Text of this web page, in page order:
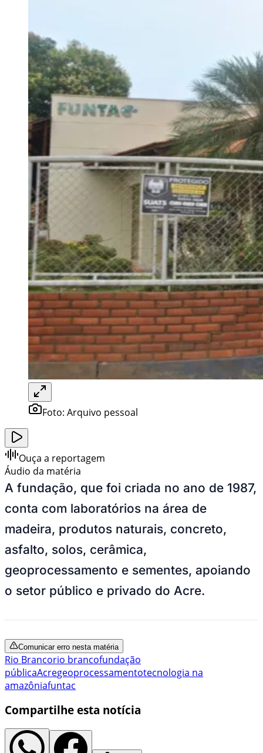
Foto: Arquivo pessoal
Ouça a reportagem
Áudio da matéria
A fundação, que foi criada no ano de 1987,
conta com laboratórios na área de
madeira, produtos naturais, concreto,
asfalto, solos, cerâmica,
geoprocessamento e sementes, apoiando
o setor público e privado do Acre.
Comunicar erro nesta matéria
Rio Brancorio brancofundação
públicaAcregeoprocessamentotecnologia na
amazôniafuntac
Compartilhe esta notícia